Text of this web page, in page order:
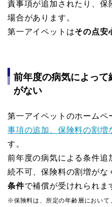
責事項が追加されたり、保
場合があります。
第一アイペットはその点安
前年度の病気によっ
がない
第一アイペットのホームペ
事項の追加、保険料の割増
す。
前年度の病気による条件追
続不可、保険料の割増がな
条件で補償が受けれられま
※保険料は、所定の年齢層において